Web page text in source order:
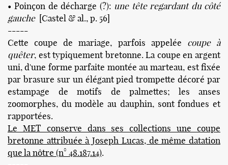
• Poinçon de décharge (?): une tête regardant du côté
gauche[Castel & al., p. 56]
-----
Cette coupe de mariage, parfois appelée coupe à
quêter, est typiquement bretonne. La coupe en argent
uni, d'une forme parfaite montée au marteau, est fixée
par brasure sur un élégant pied trompette décoré par
estampage de motifs de palmettes; les anses
zoomorphes, du modèle au dauphin, sont fondues et
rapportées.
Le MET conserve dans ses collections une coupe
bretonne attribuée à Joseph Lucas, de même datation
que la nôtre (n° 48.187.14).